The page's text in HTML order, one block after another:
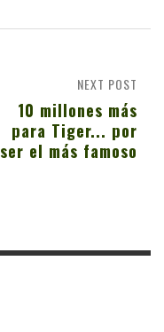
NEXT POST
10 millones más
para Tiger... por
ser el más famoso